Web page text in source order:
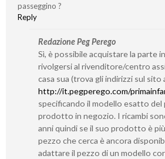
passeggino ?
Reply
Redazione Peg Perego
Sì, è possibile acquistare la parte
rivolgersi al rivenditore/centro
casa sua (trova gli indirizzi sul sito
http://it.pegperego.com/
specificando il modello esatto
prodotto in negozio. I ricambi
anni quindi se il suo prodotto è
pezzo che cerca è ancora
adattare il pezzo di un modello